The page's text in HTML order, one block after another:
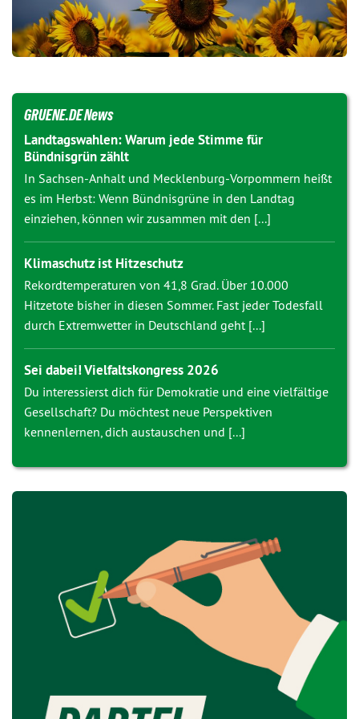
GRUENE.DE News
Landtagswahlen: Warum jede Stimme für
Bündnisgrün zählt
In Sachsen-Anhalt und Mecklenburg-Vorpommern heißt
es im Herbst: Wenn Bündnisgrüne in den Landtag
einziehen, können wir zusammen mit den [...]
Klimaschutz ist Hitzeschutz
Rekordtemperaturen von 41,8 Grad. Über 10.000
Hitzetote bisher in diesen Sommer. Fast jeder Todesfall
durch Extremwetter in Deutschland geht [...]
Sei dabei! Vielfaltskongress 2026
Du interessierst dich für Demokratie und eine vielfältige
Gesellschaft? Du möchtest neue Perspektiven
kennenlernen, dich austauschen und [...]